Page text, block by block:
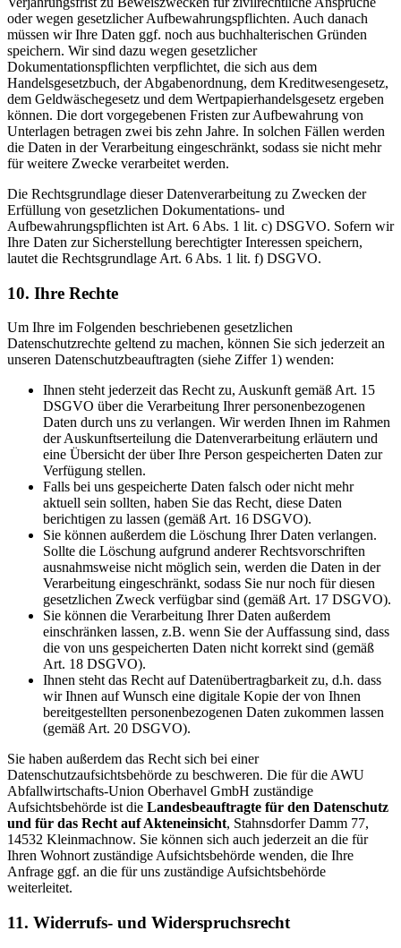
oder wegen gesetzlicher Aufbewahrungspflichten. Auch danach
müssen wir Ihre Daten ggf. noch aus buchhalterischen Gründen
speichern. Wir sind dazu wegen gesetzlicher
Dokumentationspflichten verpflichtet, die sich aus dem
Handelsgesetzbuch, der Abgabenordnung, dem Kreditwesengesetz,
dem Geldwäschegesetz und dem Wertpapierhandelsgesetz ergeben
können. Die dort vorgegebenen Fristen zur Aufbewahrung von
Unterlagen betragen zwei bis zehn Jahre. In solchen Fällen werden
die Daten in der Verarbeitung eingeschränkt, sodass sie nicht mehr
für weitere Zwecke verarbeitet werden.
Die Rechtsgrundlage dieser Datenverarbeitung zu Zwecken der
Erfüllung von gesetzlichen Dokumentations- und
Aufbewahrungspflichten ist Art. 6 Abs. 1 lit. c) DSGVO. Sofern wir
Ihre Daten zur Sicherstellung berechtigter Interessen speichern,
lautet die Rechtsgrundlage Art. 6 Abs. 1 lit. f) DSGVO.
10. Ihre Rechte
Um Ihre im Folgenden beschriebenen gesetzlichen
Datenschutzrechte geltend zu machen, können Sie sich jederzeit an
unseren Datenschutzbeauftragten (siehe Ziffer 1) wenden:
Ihnen steht jederzeit das Recht zu, Auskunft gemäß Art. 15
DSGVO über die Verarbeitung Ihrer personenbezogenen
Daten durch uns zu verlangen. Wir werden Ihnen im Rahmen
der Auskunftserteilung die Datenverarbeitung erläutern und
eine Übersicht der über Ihre Person gespeicherten Daten zur
Verfügung stellen.
Falls bei uns gespeicherte Daten falsch oder nicht mehr
aktuell sein sollten, haben Sie das Recht, diese Daten
berichtigen zu lassen (gemäß Art. 16 DSGVO).
Sie können außerdem die Löschung Ihrer Daten verlangen.
Sollte die Löschung aufgrund anderer Rechtsvorschriften
ausnahmsweise nicht möglich sein, werden die Daten in der
Verarbeitung eingeschränkt, sodass Sie nur noch für diesen
gesetzlichen Zweck verfügbar sind (gemäß Art. 17 DSGVO).
Sie können die Verarbeitung Ihrer Daten außerdem
einschränken lassen, z.B. wenn Sie der Auffassung sind, dass
die von uns gespeicherten Daten nicht korrekt sind (gemäß
Art. 18 DSGVO).
Ihnen steht das Recht auf Datenübertragbarkeit zu, d.h. dass
wir Ihnen auf Wunsch eine digitale Kopie der von Ihnen
bereitgestellten personenbezogenen Daten zukommen lassen
(gemäß Art. 20 DSGVO).
Sie haben außerdem das Recht sich bei einer
Datenschutzaufsichtsbehörde zu beschweren. Die für die AWU
Abfallwirtschafts-Union Oberhavel GmbH zuständige
Aufsichtsbehörde ist die Landesbeauftragte für den Datenschutz
und für das Recht auf Akteneinsicht, Stahnsdorfer Damm 77,
14532 Kleinmachnow. Sie können sich auch jederzeit an die für
Ihren Wohnort zuständige Aufsichtsbehörde wenden, die Ihre
Anfrage ggf. an die für uns zuständige Aufsichtsbehörde
weiterleitet.
11. Widerrufs- und Widerspruchsrecht